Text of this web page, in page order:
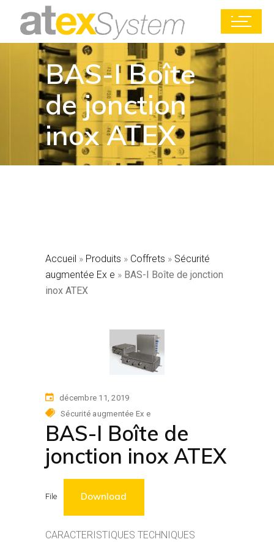
BAS-I Boîte
de jonction
inox ATEX
Accueil » Produits » Coffrets » Sécurité
augmentée Ex e » BAS-I Boîte de jonction
inox ATEX
décembre 11, 2019
Sécurité augmentée Ex e
BAS-I Boîte de
jonction inox ATEX
File Download
CARACTERISTIQUES TECHNIQUES